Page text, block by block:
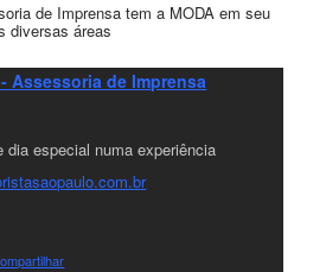
de Imprensa tem a MODA em seu
diversas áreas
Assessoria de Imprensa
dia especial numa experiência